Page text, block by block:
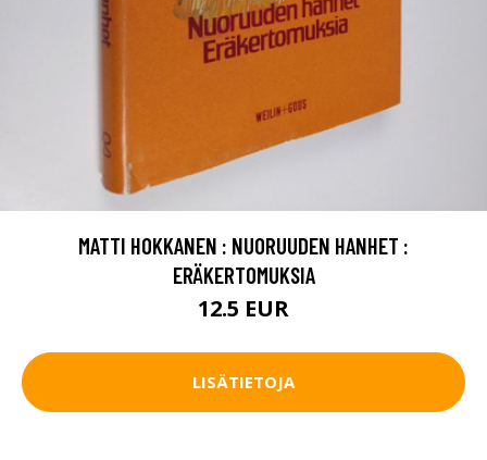
MATTI HOKKANEN : NUORUUDEN HANHET :
ERÄKERTOMUKSIA
12.5 EUR
LISÄTIETOJA